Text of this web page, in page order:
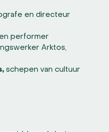
en directeur
performer
Arktos,
schepen van cultuur